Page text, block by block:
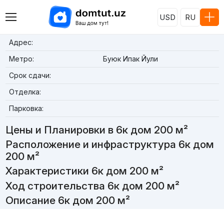
USD RU
Адрес:
Метро:
Буюк Ипак Йули
Срок сдачи:
Отделка:
Парковка:
Цены и Планировки в 6к дом 200 м²
Расположение и инфраструктура 6к дом
200 м²
Характеристики 6к дом 200 м²
Ход строительства 6к дом 200 м²
Описание 6к дом 200 м²